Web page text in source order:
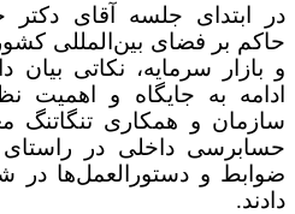
در ابتدای جلسه آقای دکتر
حاکم بر فضای بین‌المللی
و بازار سرمایه، نکاتی بیان
ادامه به جایگاه و اهمیت
سازمان و همکاری تنگاتنگ
حسابرسی داخلی در راستای
ضوابط و دستورالعمل‌ها در
دادند.